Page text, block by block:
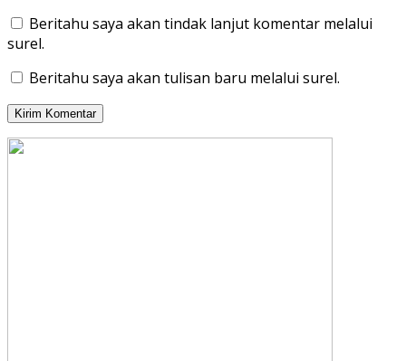
Beritahu saya akan tindak lanjut komentar melalui
surel.
Beritahu saya akan tulisan baru melalui surel.